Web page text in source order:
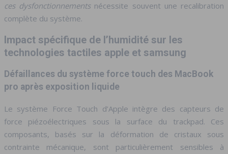
ces dysfonctionnements nécessite souvent une recalibration
complète du système.
Impact spécifique de l’humidité sur les
technologies tactiles apple et samsung
Défaillances du système force touch des MacBook
pro après exposition liquide
Le système Force Touch d’Apple intègre des capteurs de
force piézoélectriques sous la surface du trackpad. Ces
composants, basés sur la déformation de cristaux sous
contrainte mécanique, sont particulièrement sensibles à